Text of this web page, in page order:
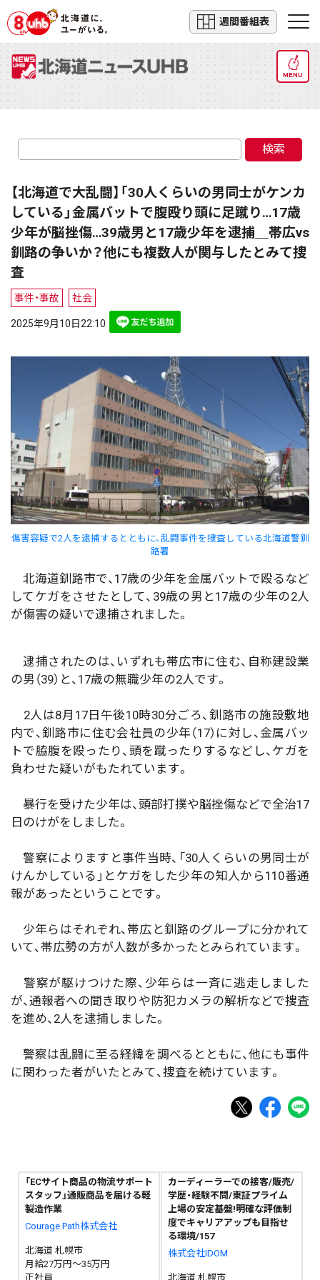
週間番組表
MENU
検索
【北海道で大乱闘】「30人くらいの男同士がケンカ
している」金属バットで腹殴り頭に足蹴り…17歳
少年が脳挫傷…39歳男と17歳少年を逮捕＿帯広vs
釧路の争いか？他にも複数人が関与したとみて捜
査
事件・事故 社会
2025年9月10日22:10
傷害容疑で2人を逮捕するとともに、乱闘事件を捜査している北海道警釧
路署
北海道釧路市で、17歳の少年を金属バットで殴るなど
してケガをさせたとして、39歳の男と17歳の少年の2人
が傷害の疑いで逮捕されました。
逮捕されたのは、いずれも帯広市に住む、自称建設業
の男（39）と、17歳の無職少年の2人です。
2人は8月17日午後10時30分ごろ、釧路市の施設敷地
内で、釧路市に住む会社員の少年（17）に対し、金属バッ
トで脇腹を殴ったり、頭を蹴ったりするなどし、ケガを
負わせた疑いがもたれています。
暴行を受けた少年は、頭部打撲や脳挫傷などで全治17
日のけがをしました。
警察によりますと事件当時、「30人くらいの男同士が
けんかしている」とケガをした少年の知人から110番通
報があったということです。
少年らはそれぞれ、帯広と釧路のグループに分かれて
いて、帯広勢の方が人数が多かったとみられています。
警察が駆けつけた際、少年らは一斉に逃走しました
が、通報者への聞き取りや防犯カメラの解析などで捜査
を進め、2人を逮捕しました。
警察は乱闘に至る経緯を調べるとともに、他にも事件
に関わった者がいたとみて、捜査を続けています。
「ECサイト商品の物流サポート
スタッフ」通販商品を届ける軽
製造作業
Courage Path株式会社
北海道 札幌市
月給27万円～35万円
正社員
カーディーラーでの接客/販売/
学歴・経験不問/東証プライム
上場の安定基盤!明確な評価制
度でキャリアアップも目指せ
る環境/157
株式会社IDOM
北海道 札幌市